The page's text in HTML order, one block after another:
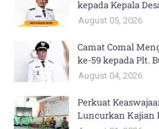
kepada Kepala
August 05, 2026
Camat Comal
ke-59 kepada Plt.
August 04, 2026
Perkuat
Luncurkan Kajian